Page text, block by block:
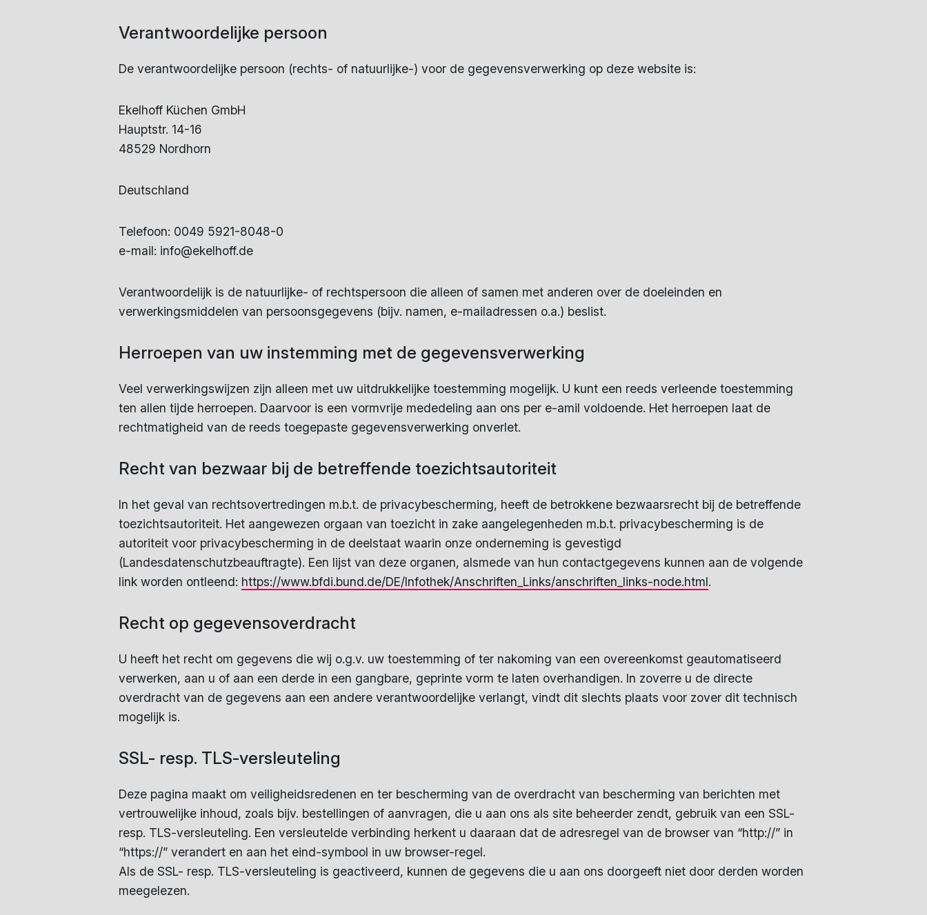
Verantwoordelijke persoon
De verantwoordelijke persoon (rechts- of natuurlijke-) voor de gegevensverwerking op deze website is:
Ekelhoff Küchen GmbH
Hauptstr. 14-16
48529 Nordhorn
Deutschland
Telefoon: 0049 5921-8048-0
e-mail: info@ekelhoff.de
Verantwoordelijk is de natuurlijke- of rechtspersoon die alleen of samen met anderen over de doeleinden en
verwerkingsmiddelen van persoonsgegevens (bijv. namen, e-mailadressen o.a.) beslist.
Herroepen van uw instemming met de gegevensverwerking
Veel verwerkingswijzen zijn alleen met uw uitdrukkelijke toestemming mogelijk. U kunt een reeds verleende toestemming
ten allen tijde herroepen. Daarvoor is een vormvrije mededeling aan ons per e-amil voldoende. Het herroepen laat de
rechtmatigheid van de reeds toegepaste gegevensverwerking onverlet.
Recht van bezwaar bij de betreffende toezichtsautoriteit
In het geval van rechtsovertredingen m.b.t. de privacybescherming, heeft de betrokkene bezwaarsrecht bij de betreffende
toezichtsautoriteit. Het aangewezen orgaan van toezicht in zake aangelegenheden m.b.t. privacybescherming is de
autoriteit voor privacybescherming in de deelstaat waarin onze onderneming is gevestigd
(Landesdatenschutzbeauftragte). Een lijst van deze organen, alsmede van hun contactgegevens kunnen aan de volgende
link worden ontleend: https://www.bfdi.bund.de/DE/Infothek/Anschriften_Links/anschriften_links-node.html.
Recht op gegevensoverdracht
U heeft het recht om gegevens die wij o.g.v. uw toestemming of ter nakoming van een overeenkomst geautomatiseerd
verwerken, aan u of aan een derde in een gangbare, geprinte vorm te laten overhandigen. In zoverre u de directe
overdracht van de gegevens aan een andere verantwoordelijke verlangt, vindt dit slechts plaats voor zover dit technisch
mogelijk is.
SSL- resp. TLS-versleuteling
Deze pagina maakt om veiligheidsredenen en ter bescherming van de overdracht van bescherming van berichten met
vertrouwelijke inhoud, zoals bijv. bestellingen of aanvragen, die u aan ons als site beheerder zendt, gebruik van een SSL-
resp. TLS-versleuteling. Een versleutelde verbinding herkent u daaraan dat de adresregel van de browser van “http://” in
“https://” verandert en aan het eind-symbool in uw browser-regel.
Als de SSL- resp. TLS-versleuteling is geactiveerd, kunnen de gegevens die u aan ons doorgeeft niet door derden worden
meegelezen.